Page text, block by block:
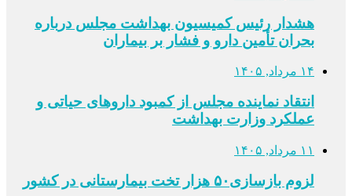
هشدار رئیس کمیسیون بهداشت مجلس درباره
بحران تأمین دارو و فشار بر بیماران
۱۴ مرداد, ۱۴۰۵
انتقاد نماینده مجلس از کمبود داروهای حیاتی و
عملکرد وزارت بهداشت
۱۱ مرداد, ۱۴۰۵
لزوم بازسازی۵۰ هزار تخت بیمارستانی در کشور